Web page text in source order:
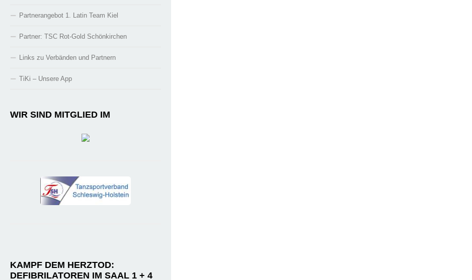
Partnerangebot 1. Latin Team Kiel
Partner: TSC Rot-Gold Schönkirchen
Links zu Verbänden und Partnern
TiKi – Unsere App
WIR SIND MITGLIED IM
KAMPF DEM HERZTOD:
DEFIBRILATOREN IM SAAL 1 + 4